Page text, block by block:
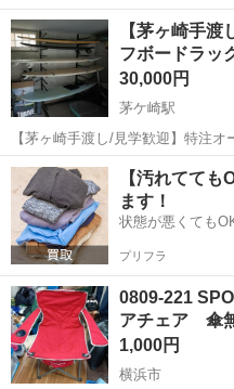
グ) ■型番：BW-WKM02 ■最高速
用時間：100分 ■ベルトサイズ：
神奈川 横浜市 ランニング
【茅ヶ崎手
フボードラッ
30,000円
茅ケ崎駅
【茅ヶ崎手渡し/見学歓迎】特注
（1個3万円〜5万円）★定価約15万円/個★
ダーメイド サーフボードラック（全4種類）】 ​ご
うござ...
神奈川 茅ヶ崎市 茅ケ崎駅
【汚れてても
ます！
状態が悪くても
プリフラ
0809-221
アチェア 傘
1,000円
横浜市